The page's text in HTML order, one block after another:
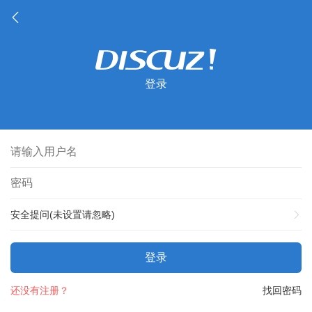
登录
安全提问(未设置请忽略)
登录
找回密码
还没有注册？